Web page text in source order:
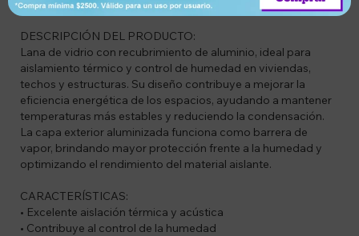
Acabado: Cara exterior aluminizada
DESCRIPCIÓN DEL PRODUCTO:
Lana de vidrio con recubrimiento de aluminio, ideal para
aislamiento térmico y control de humedad en viviendas,
techos y estructuras. Su diseño contribuye a mejorar la
eficiencia energética de los espacios, ayudando a mantener
temperaturas más estables y reduciendo la condensación.
La capa exterior aluminizada funciona como barrera de
vapor, brindando mayor protección frente a la humedad y
optimizando el rendimiento del material aislante.
CARACTERÍSTICAS:
• Excelente aislación térmica y acústica
• Contribuye al control de la humedad